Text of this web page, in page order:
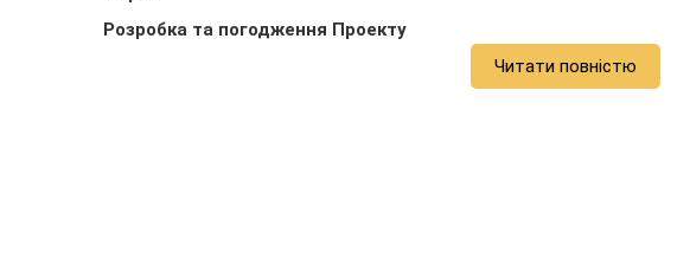
Розробка та погодження Проекту
Читати повністю